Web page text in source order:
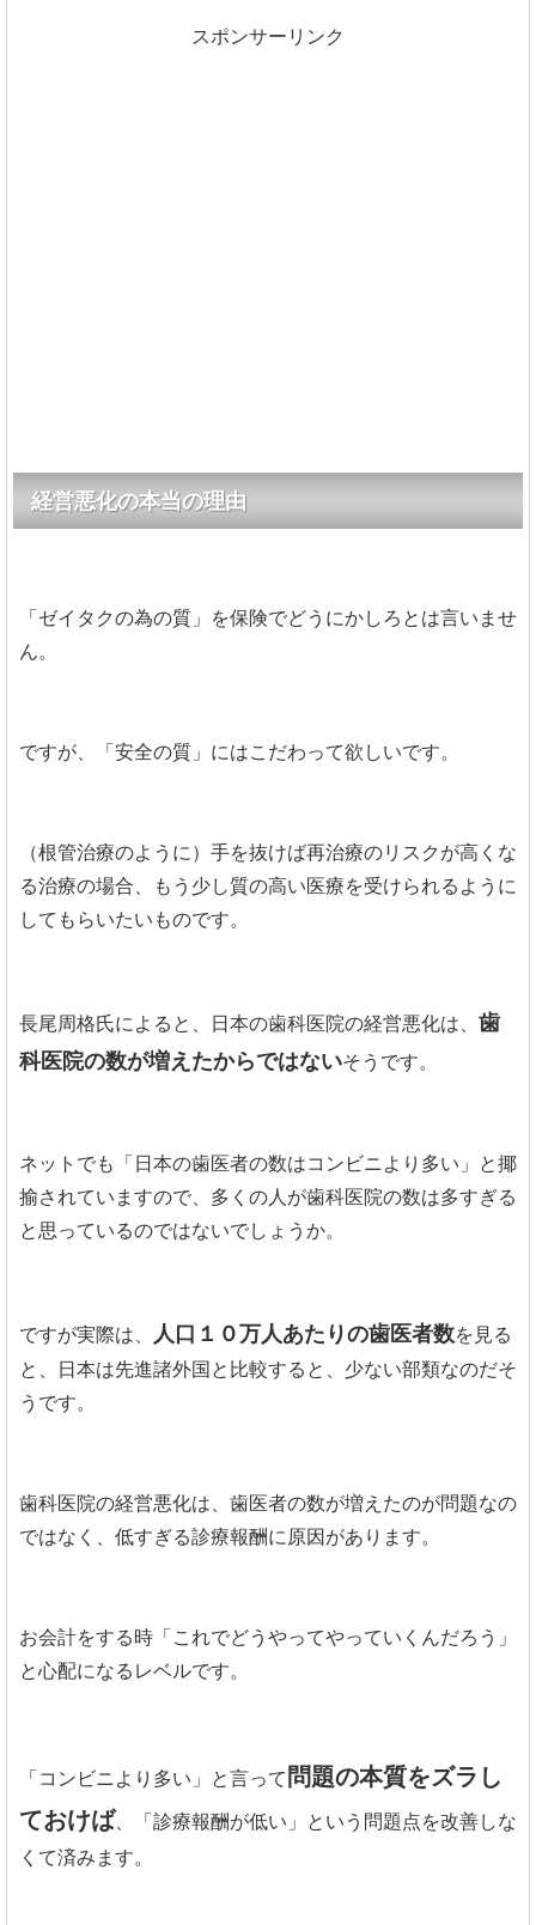
スポンサーリンク
経営悪化の本当の理由
「ゼイタクの為の質」を保険でどうにかしろとは言いませ
ん。
ですが、「安全の質」にはこだわって欲しいです。
（根管治療のように）手を抜けば再治療のリスクが高くな
る治療の場合、もう少し質の高い医療を受けられるように
してもらいたいものです。
長尾周格氏によると、日本の歯科医院の経営悪化は、 歯
科医院の数が増えたからではないそうです。
ネットでも「日本の歯医者の数はコンビニより多い」と揶
揄されていますので、多くの人が歯科医院の数は多すぎる
と思っているのではないでしょうか。
ですが実際は、 人口１０万人あたりの歯医者数を見る
と、日本は先進諸外国と比較すると、少ない部類なのだそ
うです。
歯科医院の経営悪化は、歯医者の数が増えたのが問題なの
ではなく、低すぎる診療報酬に原因があります。
お会計をする時「これでどうやってやっていくんだろう」
と心配になるレベルです。
「コンビニより多い」と言って 問題の本質をズラし
ておけば 、「診療報酬が低い」という問題点を改善しな
くて済みます。